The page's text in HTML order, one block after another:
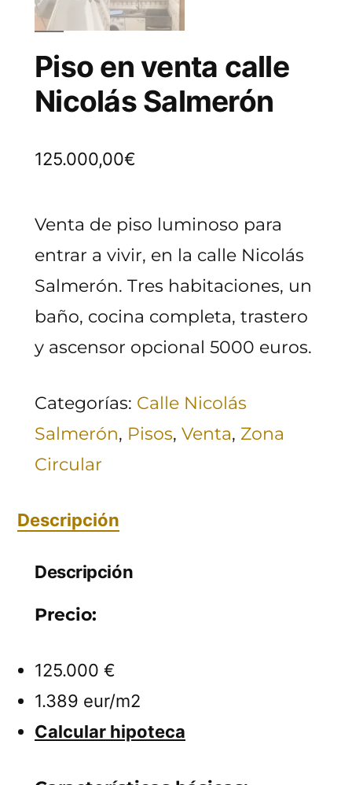
Piso en venta calle
Nicolás Salmerón
125.000,00€
Venta de piso luminoso para
entrar a vivir, en la calle Nicolás
Salmerón. Tres habitaciones, un
baño, cocina completa, trastero
y ascensor opcional 5000 euros.
Categorías: Calle Nicolás
Salmerón, Pisos, Venta, Zona
Circular
Descripción
Descripción
Precio:
125.000 €
1.389 eur/m2
Calcular hipoteca